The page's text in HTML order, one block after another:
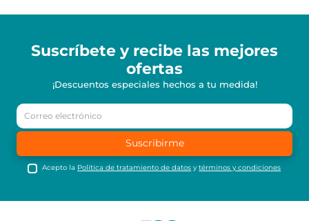
Suscríbete y recibe las mejores
ofertas
¡Descuentos especiales hechos a tu medida!
Suscribirme
Acepto la Política de tratamiento de datos ytérminos y condiciones